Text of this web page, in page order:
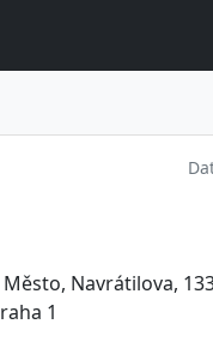
Navrátilova,
1